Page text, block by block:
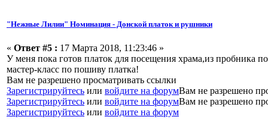
"Нежные Лилии" Номинация - Донской платок и рушники
« Ответ #5 : 17 Марта 2018, 11:23:46 »
У меня пока готов платок для посещения храма,из пробника
мастер-класс по пошиву платка!
Вам не разрешено просматривать ссылки
Зарегистрируйтесь или войдите на форумВам не разрешено
Зарегистрируйтесь или войдите на форумВам не разрешено
Зарегистрируйтесь или войдите на форум